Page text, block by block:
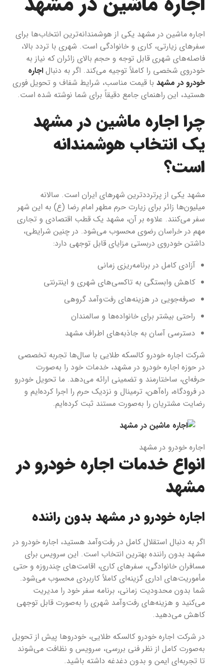
اجاره ماشین در مشهد یکی از هوشمندانه‌ترین انتخاب‌ها برای
سفرهای زیارتی، کاری و خانوادگی است. شهری با تردد بالا،
فاصله‌های شهری قابل توجه و حجم بالای زائران که نیاز به
خودروی شخصی را کاملاً توجیه می‌کند. اگر به دنبال اجاره
خودرو در مشهد با قیمت مناسب، شرایط شفاف و تحویل فوری
هستید، این راهنمای جامع دقیقاً برای شما نوشته شده است.
چرا اجاره ماشین در مشهد
یک انتخاب هوشمندانه
است؟
مشهد یکی از پرترددترین شهرهای ایران است. سالانه
میلیون‌ها زائر برای زیارت حرم مطهر امام رضا (ع) به این شهر
سفر می‌کنند. علاوه بر آن، مشهد یک قطب اقتصادی و تجاری
مهم در خراسان رضوی محسوب می‌شود. در چنین شرایطی،
داشتن خودروی دربستی مزایای قابل توجهی دارد:
آزادی کامل در برنامه‌ریزی زمانی
کاهش وابستگی به تاکسی‌های شهری و اینترنتی
صرفه‌جویی در هزینه‌های رفت‌وآمد گروهی
راحتی بیشتر برای خانواده‌ها و سالمندان
دسترسی آسان به جاذبه‌های اطراف مشهد
شرکت اجاره خودرو کالسکه طلایی با سال‌ها تجربه تخصصی
در حوزه اجاره خودرو در مشهد، خدمات خود را به‌صورت
حرفه‌ای، ساختارمند و تضمینی ارائه می‌دهد. ما تحویل خودرو
در فرودگاه، راه‌آهن، ترمینال و نزدیک حرم را اجرا کرده‌ایم و
رضایت مشتریان را به‌صورت مستند ثبت کرده‌ایم.
اجاره خودرو در مشهد
انواع خدمات اجاره خودرو در
مشهد
اجاره خودرو در مشهد بدون راننده
اگر به دنبال استقلال کامل در رفت‌وآمد هستید، اجاره خودرو در
مشهد بدون راننده بهترین انتخاب است. این سرویس برای
مسافران خانوادگی، سفرهای کاری، اقامت‌های چندروزه و حتی
مأموریت‌های اداری گزینه‌ای کاملاً کاربردی محسوب می‌شود.
شما بدون محدودیت زمانی، برنامه سفر خود را مدیریت
می‌کنید و هزینه‌های رفت‌وآمد شهری را به‌صورت قابل توجهی
کاهش می‌دهید.
در شرکت اجاره خودرو کالسکه طلایی، خودروها پیش از تحویل
به‌صورت کامل از نظر فنی بررسی، سرویس و نظافت می‌شوند
تا تجربه‌ای ایمن و بدون دغدغه داشته باشید.